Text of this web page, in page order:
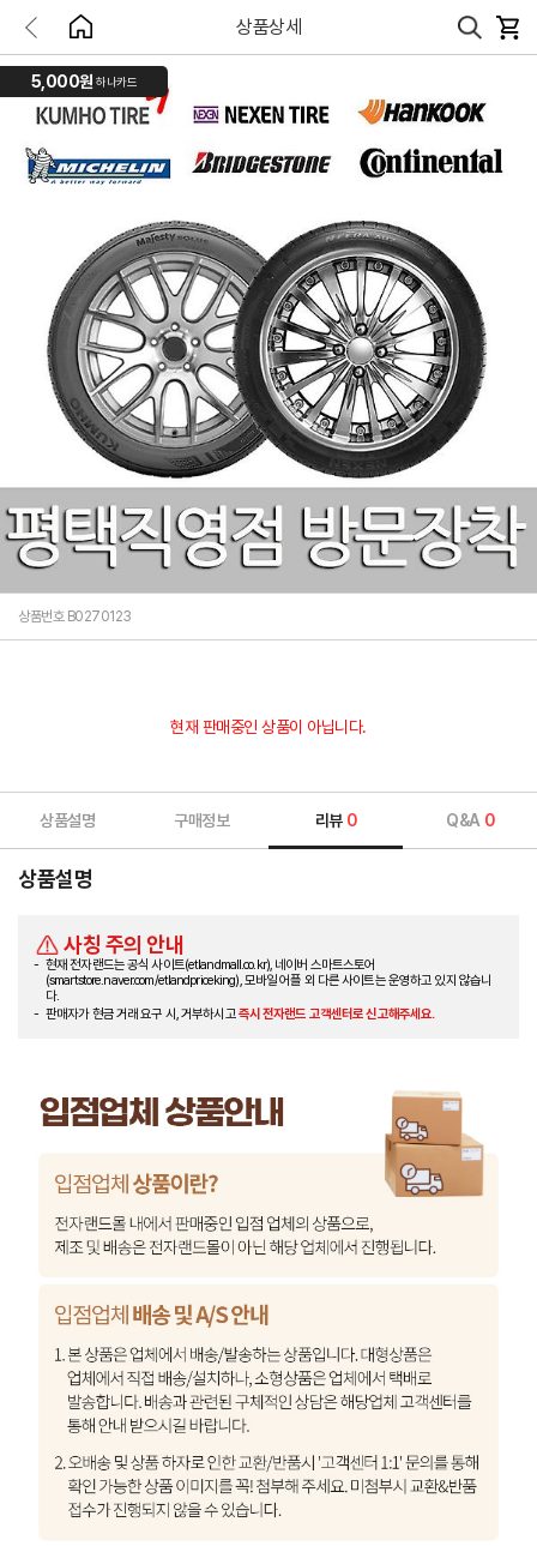
상품상세
5,000원 하나카드
상품번호 B0270123
현재 판매중인 상품이 아닙니다.
상품설명 구매정보 리뷰 0 Q&A 0
상품설명
사칭 주의 안내
현재 전자랜드는 공식 사이트(etlandmall.co.kr), 네이버 스마트스토어
(smartstore.naver.com/etlandpriceking), 모바일 어플 외 다른 사이트는 운영하고 있지 않습니
다.
판매자가 현금 거래 요구 시, 거부하시고즉시 전자랜드 고객센터로 신고해주세요.